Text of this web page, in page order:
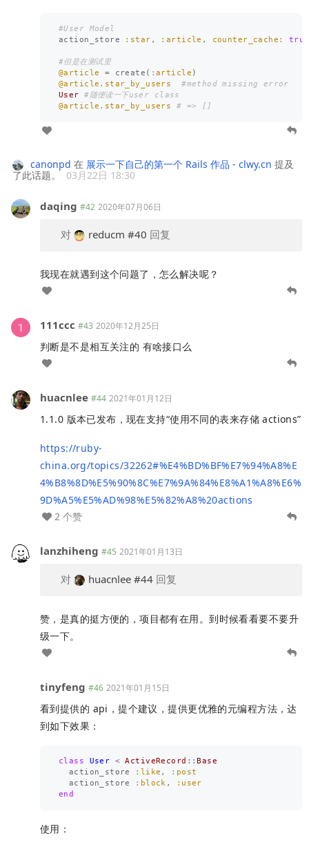
#User Model
action_store
:star , :article , counter_cache: true
#但是在测试里
@article
= create ( :article )
@article.star_by_users
#method missing error
User
#随便读一下user class
@article.star_by_users
# => []
canonpd 在 展示一下自己的第一个 Rails 作品 - clwy.cn 提及
了此话题。 03月22日 18:30
daqing #42 2020年07月06日
对 reducm #40 回复
我现在就遇到这个问题了，怎么解决呢？
111ccc #43 2020年12月25日
判断是不是相互关注的 有啥接口么
huacnlee #44 2021年01月12日
1.1.0 版本已发布，现在支持“使用不同的表来存储 actions”
https://ruby-
china.org/topics/32262#%E4%BD%BF%E7%94%A8%E
4%B8%8D%E5%90%8C%E7%9A%84%E8%A1%A8%E6%
9D%A5%E5%AD%98%E5%82%A8%20actions
2 个赞
lanzhiheng #45 2021年01月13日
对 huacnlee #44 回复
赞，是真的挺方便的，项目都有在用。到时候看看要不要升
级一下。
tinyfeng #46 2021年01月15日
看到提供的 api，提个建议，提供更优雅的元编程方法，达
到如下效果：
class User < ActiveRecord :: Base
action_store
:like ,
:post
action_store
:block ,
:user
end
使用：